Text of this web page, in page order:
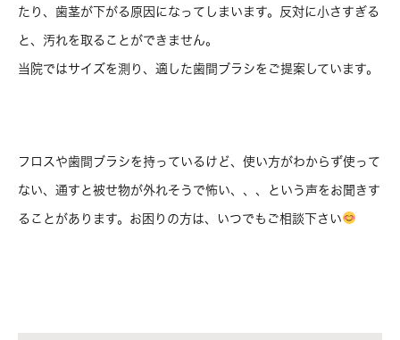
たり、歯茎が下がる原因になってしまいます。反対に小さすぎる
と、汚れを取ることができません。
当院ではサイズを測り、適した歯間ブラシをご提案しています。
フロスや歯間ブラシを持っているけど、使い方がわからず使って
ない、通すと被せ物が外れそうで怖い、、、という声をお聞きす
ることがあります。お困りの方は、いつでもご相談下さい